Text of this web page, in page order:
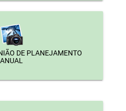
DE PLANEJAMENTO
ANUAL